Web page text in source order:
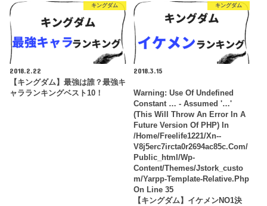
キングダム
2018.2.22
【キングダム】最強は誰？最強キ
ャラランキングベスト10！
キングダム
2018.3.15
Warning: Use Of Undefined
Constant … - Assumed '…'
(this Will Throw An Error In A
Future Version Of PHP) In
/home/freelife1221/xn--
V8j5erc7ircta0r2694ac85c.com/
Public_html/wp-
Content/themes/jstork_custo
M/yarpp-Template-Relative.php
On Line 35
【キングダム】イケメンNO1決